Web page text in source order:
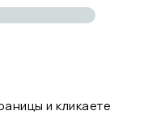
и кликаете